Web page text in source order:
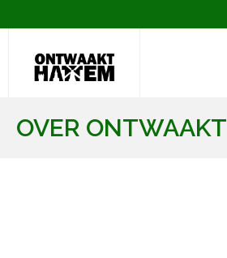
OVER ONTWAAKT